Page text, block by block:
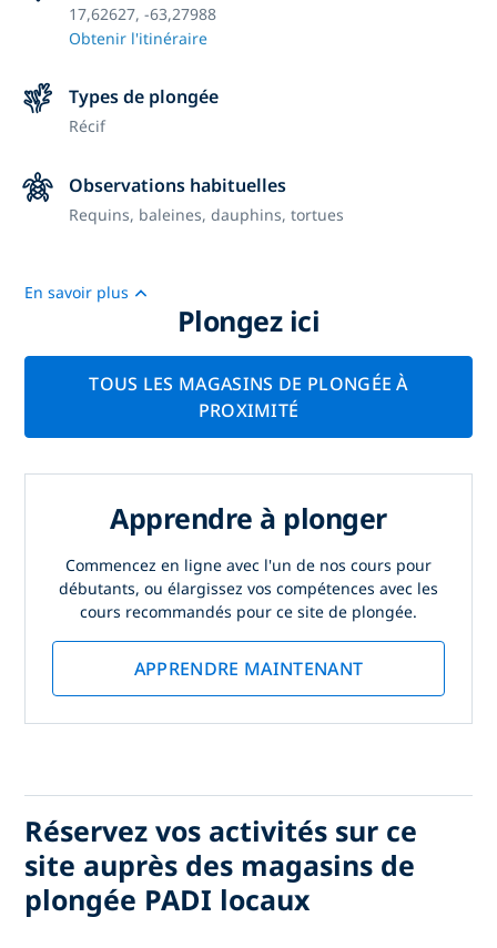
17,62627, -63,27988
Obtenir l'itinéraire
Types de plongée
Récif
Observations habituelles
Requins, baleines, dauphins, tortues
En savoir plus
Plongez ici
TOUS LES MAGASINS DE PLONGÉE À
PROXIMITÉ
Apprendre à plonger
Commencez en ligne avec l'un de nos cours pour
débutants, ou élargissez vos compétences avec les
cours recommandés pour ce site de plongée.
APPRENDRE MAINTENANT
Réservez vos activités sur ce
site auprès des magasins de
plongée PADI locaux